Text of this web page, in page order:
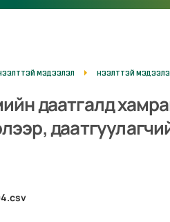
МЭДЭЭЛЭЛ НЭЭЛТТЭЙ
даатгалд